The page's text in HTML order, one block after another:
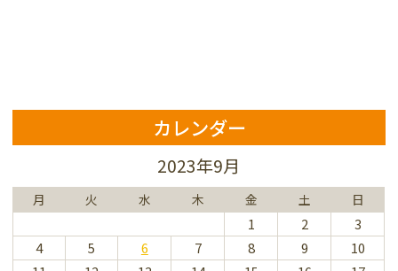
カレンダー
2023年9月
月 火 水 木 金 土 日
1 2
3
4
5 6 7 8 9
10